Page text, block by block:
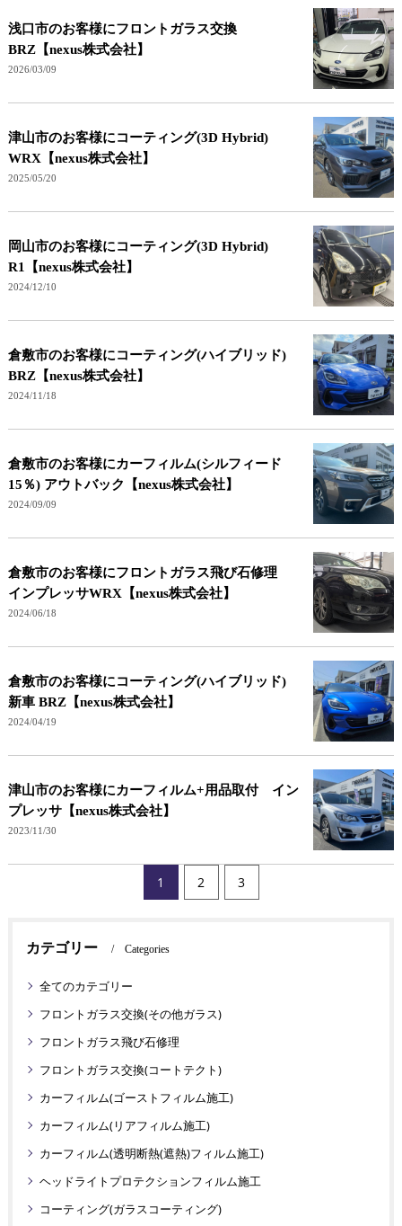
浅口市のお客様にフロントガラス交換
BRZ【nexus株式会社】
2026/03/09
津山市のお客様にコーティング(3D Hybrid)
WRX【nexus株式会社】
2025/05/20
岡山市のお客様にコーティング(3D Hybrid)
R1【nexus株式会社】
2024/12/10
倉敷市のお客様にコーティング(ハイブリッド)
BRZ【nexus株式会社】
2024/11/18
倉敷市のお客様にカーフィルム(シルフィード
15％) アウトバック【nexus株式会社】
2024/09/09
倉敷市のお客様にフロントガラス飛び石修理
インプレッサWRX【nexus株式会社】
2024/06/18
倉敷市のお客様にコーティング(ハイブリッド)
新車 BRZ【nexus株式会社】
2024/04/19
津山市のお客様にカーフィルム+用品取付 イン
プレッサ【nexus株式会社】
2023/11/30
1 2 3
カテゴリー Categories
全てのカテゴリー
フロントガラス交換(その他ガラス)
フロントガラス飛び石修理
フロントガラス交換(コートテクト)
カーフィルム(ゴーストフィルム施工)
カーフィルム(リアフィルム施工)
カーフィルム(透明断熱(遮熱)フィルム施工)
ヘッドライトプロテクションフィルム施工
コーティング(ガラスコーティング)